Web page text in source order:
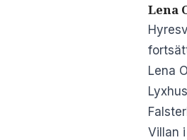
Lena
Lena
Villan